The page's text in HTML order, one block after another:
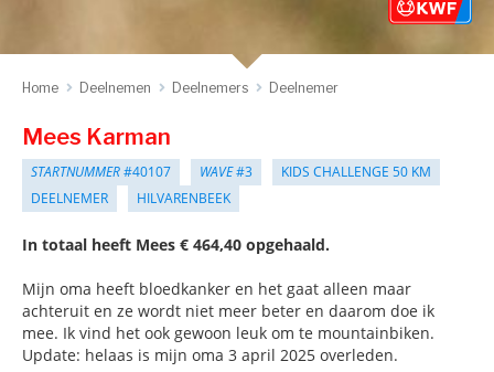
Home Deelnemen Deelnemers Deelnemer
Mees Karman
STARTNUMMER#40107 WAVE#3
KIDS CHALLENGE 50 KM
DEELNEMER
HILVARENBEEK
In totaal heeft Mees € 464,40 opgehaald.
Mijn oma heeft bloedkanker en het gaat alleen maar
achteruit en ze wordt niet meer beter en daarom doe ik
mee. Ik vind het ook gewoon leuk om te mountainbiken.
Update: helaas is mijn oma 3 april 2025 overleden.